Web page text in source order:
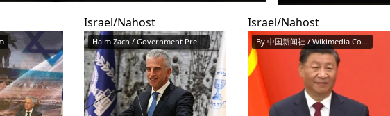
Israel/Nahost
Haim Zach / Government Press Of...
Israel/Nahost
By 中国新闻社 / Wikimedia Commons / ...